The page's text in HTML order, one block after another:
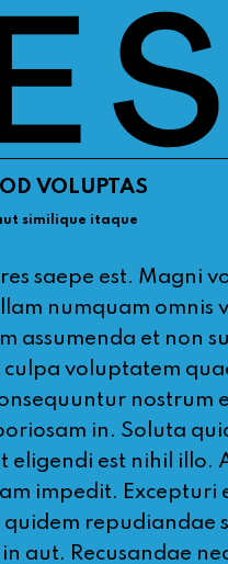
VOLUPTAS
similique itaque
saepe est. Magni
numquam omnis
assumenda et non
voluptatem
in. Soluta
eligendi est nihil
impedit. Excepturi
repudiandae
aut. Recusandae